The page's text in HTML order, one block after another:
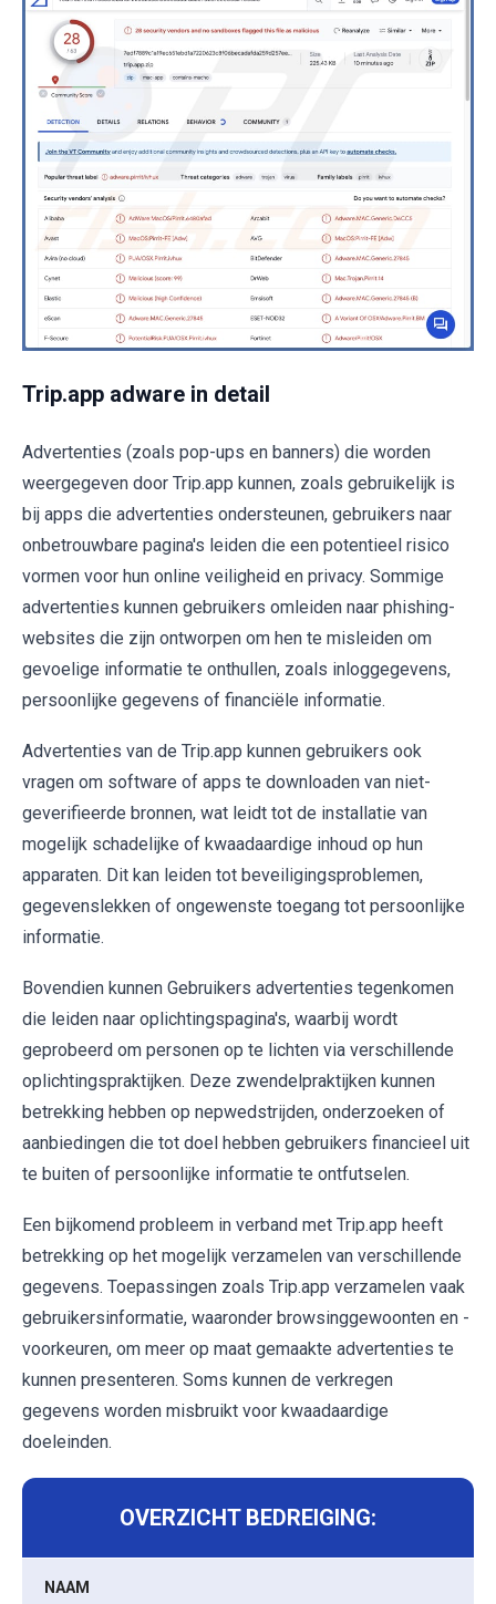
Trip.app adware in detail
Advertenties (zoals pop-ups en banners) die worden
weergegeven door Trip.app kunnen, zoals gebruikelijk is
bij apps die advertenties ondersteunen, gebruikers naar
onbetrouwbare pagina's leiden die een potentieel risico
vormen voor hun online veiligheid en privacy. Sommige
advertenties kunnen gebruikers omleiden naar phishing-
websites die zijn ontworpen om hen te misleiden om
gevoelige informatie te onthullen, zoals inloggegevens,
persoonlijke gegevens of financiële informatie.
Advertenties van de Trip.app kunnen gebruikers ook
vragen om software of apps te downloaden van niet-
geverifieerde bronnen, wat leidt tot de installatie van
mogelijk schadelijke of kwaadaardige inhoud op hun
apparaten. Dit kan leiden tot beveiligingsproblemen,
gegevenslekken of ongewenste toegang tot persoonlijke
informatie.
Bovendien kunnen Gebruikers advertenties tegenkomen
die leiden naar oplichtingspagina's, waarbij wordt
geprobeerd om personen op te lichten via verschillende
oplichtingspraktijken. Deze zwendelpraktijken kunnen
betrekking hebben op nepwedstrijden, onderzoeken of
aanbiedingen die tot doel hebben gebruikers financieel uit
te buiten of persoonlijke informatie te ontfutselen.
Een bijkomend probleem in verband met Trip.app heeft
betrekking op het mogelijk verzamelen van verschillende
gegevens. Toepassingen zoals Trip.app verzamelen vaak
gebruikersinformatie, waaronder browsinggewoonten en -
voorkeuren, om meer op maat gemaakte advertenties te
kunnen presenteren. Soms kunnen de verkregen
gegevens worden misbruikt voor kwaadaardige
doeleinden.
OVERZICHT BEDREIGING:
NAAM